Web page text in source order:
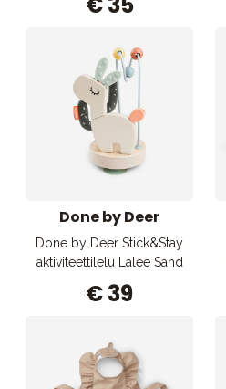
Done by Deer
Done by Deer Stick&Stay
aktiviteettilelu Lalee Sand
€ 39